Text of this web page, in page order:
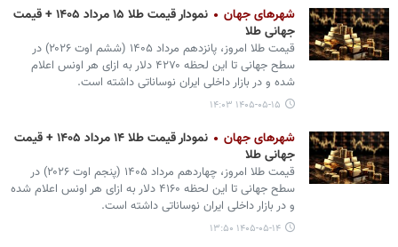
شهرهای جهان
نمودار قیمت طلا ۱۵ مرداد ۱۴۰۵ + قیمت
جهانی طلا
قیمت طلا امروز، پانزدهم مرداد ۱۴۰۵ (‌ششم اوت ۲۰۲۶) در
سطح جهانی تا این لحظه ۴۲۷۰ دلار به ازای هر اونس اعلام
شده و در بازار داخلی ایران نوساناتی داشته است.
۱۴۰۵-۰۵-۱۵ ۱۴:۰۳
شهرهای جهان
نمودار قیمت طلا ۱۴ مرداد ۱۴۰۵ + قیمت
جهانی طلا
قیمت طلا امروز، چهاردهم مرداد ۱۴۰۵ (‌پنجم اوت ۲۰۲۶) در
سطح جهانی تا این لحظه ۴۱۶۰ دلار به ازای هر اونس اعلام شده
و در بازار داخلی ایران نوساناتی داشته است.
۱۴۰۵-۰۵-۱۴ ۱۳:۵۰